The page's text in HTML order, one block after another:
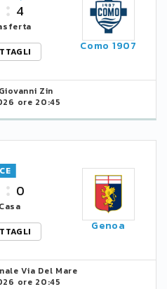
4
Como 1907
Zin
ore 20:45
0
Casa
Genoa
Via Del Mare
ore 20:45